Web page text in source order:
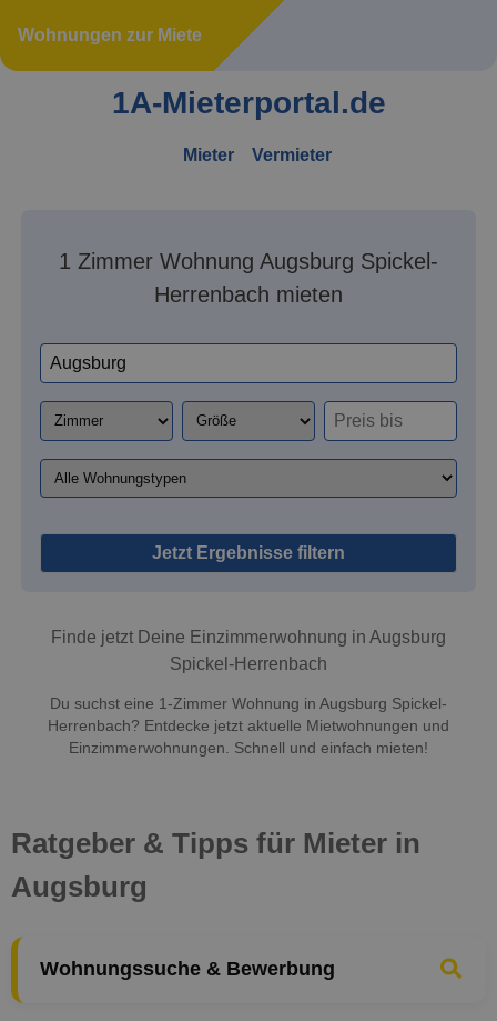
Wohnungen zur Miete
1A-Mieterportal.de
Mieter Vermieter
1 Zimmer Wohnung Augsburg Spickel-
Herrenbach mieten
Jetzt Ergebnisse filtern
Finde jetzt Deine Einzimmerwohnung in Augsburg
Spickel-Herrenbach
Du suchst eine 1-Zimmer Wohnung in Augsburg Spickel-
Herrenbach? Entdecke jetzt aktuelle Mietwohnungen und
Einzimmerwohnungen. Schnell und einfach mieten!
Ratgeber & Tipps für Mieter in
Augsburg
Wohnungssuche & Bewerbung